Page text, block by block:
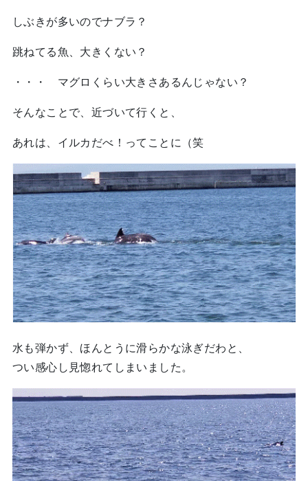
しぶきが多いのでナブラ？
跳ねてる魚、大きくない？
・・・ マグロくらい大きさあるんじゃない？
そんなことで、近づいて行くと、
あれは、イルカだべ！ってことに（笑
水も弾かず、ほんとうに滑らかな泳ぎだわと、
つい感心し見惚れてしまいました。